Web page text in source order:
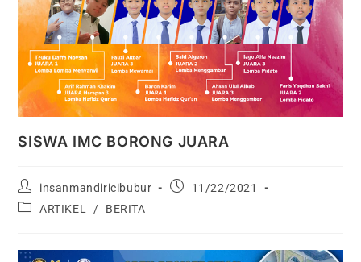
SISWA IMC BORONG JUARA
insanmandiricibubur
11/22/2021
ARTIKEL
/ BERITA